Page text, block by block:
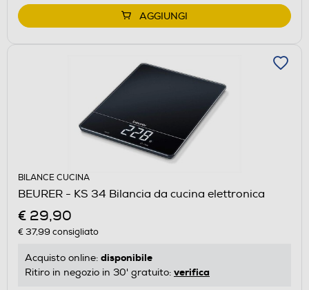
AGGIUNGI
BILANCE CUCINA
BEURER - KS 34 Bilancia da cucina elettronica
€ 29,90
€ 37,99 consigliato
Acquisto online: disponibile
Ritiro in negozio in 30' gratuito: verifica